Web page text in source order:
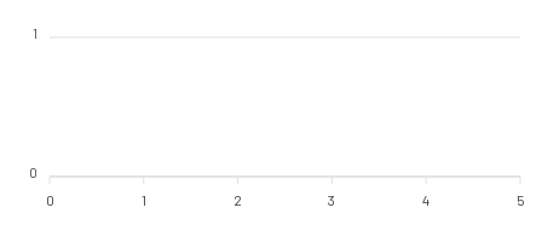
1
0
0 1 2 3 4 5